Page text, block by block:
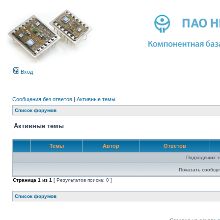
Вход
Сообщения без ответов | Активные темы
Список форумов
Активные темы
Темы Автор Ответов
Подходящих
Показать
Страница 1 из 1 [ Результатов поиска: 0 ]
Список форумов